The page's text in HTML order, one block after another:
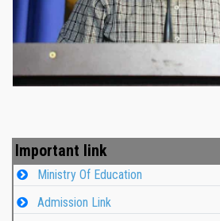
Important link
Ministry Of Education
Admission Link